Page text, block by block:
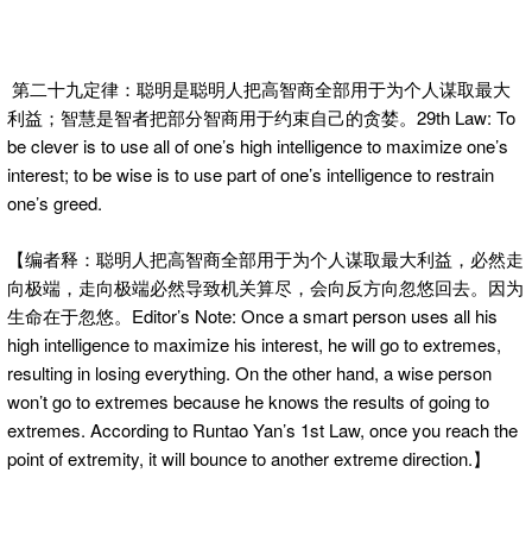
第二十九定律：聪明是聪明人把高智商全部用于为个人谋取最大
利益；智慧是智者把部分智商用于约束自己的贪婪。29th Law: To
be clever is to use all of one’s high intelligence to maximize one’s
interest; to be wise is to use part of one’s intelligence to restrain
one’s greed.
【编者释：聪明人把高智商全部用于为个人谋取最大利益，必然走
向极端，走向极端必然导致机关算尽，会向反方向忽悠回去。因为
生命在于忽悠。Editor’s Note: Once a smart person uses all his
high intelligence to maximize his interest, he will go to extremes,
resulting in losing everything. On the other hand, a wise person
won’t go to extremes because he knows the results of going to
extremes. According to Runtao Yan’s 1st Law, once you reach the
point of extremity, it will bounce to another extreme direction.】